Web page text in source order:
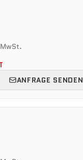
ANFRAGE SENDEN